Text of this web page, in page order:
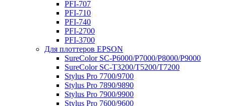
PFI-707
PFI-710
PFI-740
PFI-2700
PFI-3700
Для плоттеров EPSON
SureColor SC-P6000/P7000/P8000/P9000
SureColor SC-Т3200/T5200/T7200
Stylus Pro 7700/9700
Stylus Pro 7890/9890
Stylus Pro 7900/9900
Stylus Pro 7600/9600